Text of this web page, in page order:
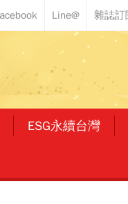
ESG永續台灣